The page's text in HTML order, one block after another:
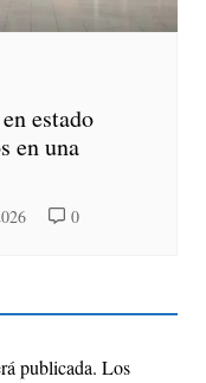
estado
en una
0
publicada. Los